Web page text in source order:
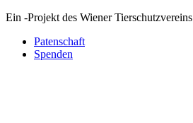
Ein -Projekt des Wiener Tierschutzvereins
Patenschaft
Spenden